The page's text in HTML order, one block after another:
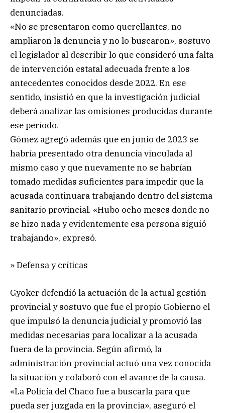
denunciadas.
«No se presentaron como querellantes, no
ampliaron la denuncia y no lo buscaron», sostuvo
el legislador al describir lo que consideró una falta
de intervención estatal adecuada frente a los
antecedentes conocidos desde 2022. En ese
sentido, insistió en que la investigación judicial
deberá analizar las omisiones producidas durante
ese período.
Gómez agregó además que en junio de 2023 se
habría presentado otra denuncia vinculada al
mismo caso y que nuevamente no se habrían
tomado medidas suficientes para impedir que la
acusada continuara trabajando dentro del sistema
sanitario provincial. «Hubo ocho meses donde no
se hizo nada y evidentemente esa persona siguió
trabajando», expresó.
» Defensa y críticas
Gyoker defendió la actuación de la actual gestión
provincial y sostuvo que fue el propio Gobierno el
que impulsó la denuncia judicial y promovió las
medidas necesarias para localizar a la acusada
fuera de la provincia. Según afirmó, la
administración provincial actuó una vez conocida
la situación y colaboró con el avance de la causa.
«La Policía del Chaco fue a buscarla para que
pueda ser juzgada en la provincia», aseguró el